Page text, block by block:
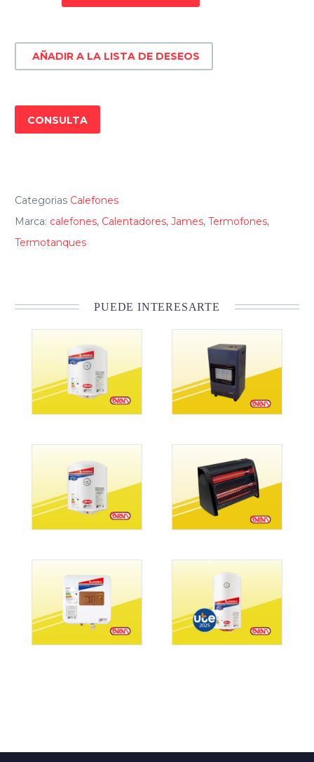
Litros
AÑADIR A LA LISTA DE DESEOS
CONSULTA
Categorias Calefones
Marca: calefones, Calentadores, James, Termofones,
Termotanques
PUEDE INTERESARTE